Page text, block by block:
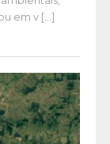
em v [...]